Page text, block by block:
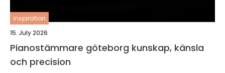
inspiration
15. July 2026
Pianostämmare göteborg kunskap, känsla
och precision